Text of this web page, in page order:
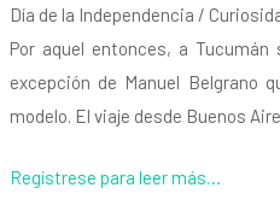
Día de la Independencia /
Por aquel entonces, a
excepción de Manuel Belgrano
modelo. El viaje desde Buenos
Regístrese para leer más…